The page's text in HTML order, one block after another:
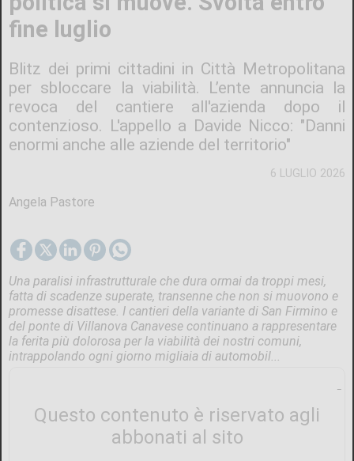
6 LUGLIO 2026
fine luglio
Blitz dei primi cittadini in Città Metropolitana
per sbloccare la viabilità. L’ente annuncia la
revoca del cantiere all'azienda dopo il
contenzioso. L'appello a Davide Nicco: "Danni
enormi anche alle aziende del territorio"
Angela Pastore
Una paralisi infrastrutturale che dura ormai da troppi mesi,
fatta di scadenze superate, transenne che non si muovono e
promesse disattese. I cantieri della variante di San Firmino e
del ponte di Villanova Canavese continuano a rappresentare
la ferita più dolorosa per la viabilità dei nostri comuni,
intrappolando ogni giorno migliaia di automobil...
Questo contenuto è riservato agli
abbonati al sito